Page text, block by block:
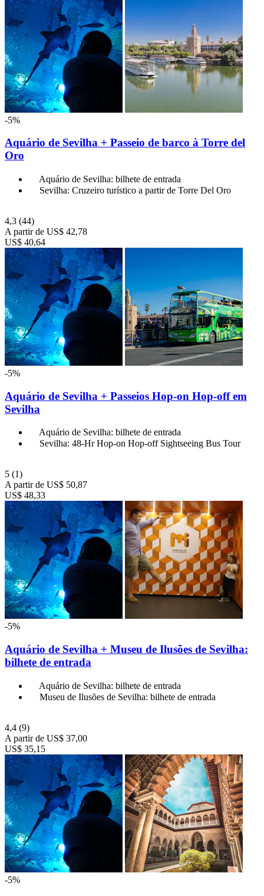
-5%
Aquário de Sevilha + Passeio de barco à Torre del
Oro
Aquário de Sevilha: bilhete de entrada
Sevilha: Cruzeiro turístico a partir de Torre Del Oro
4,3 (44)
A partir de US$ 42,78
US$ 40,64
-5%
Aquário de Sevilha + Passeios Hop-on Hop-off em
Sevilha
Aquário de Sevilha: bilhete de entrada
Sevilha: 48-Hr Hop-on Hop-off Sightseeing Bus Tour
5 (1)
A partir de US$ 50,87
US$ 48,33
-5%
Aquário de Sevilha + Museu de Ilusões de Sevilha:
bilhete de entrada
Aquário de Sevilha: bilhete de entrada
Museu de Ilusões de Sevilha: bilhete de entrada
4,4 (9)
A partir de US$ 37,00
US$ 35,15
-5%